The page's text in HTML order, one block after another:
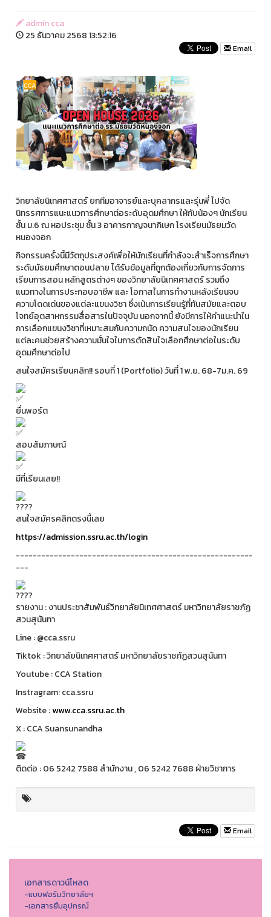
admin cca
25 ธันวาคม 2568 13:52:16
Email
วิทยาลัยนิเทศศาสตร์ ยกทีมอาจารย์และบุคลากรและรุ่นพี่ ไปจัด
นิทรรศการแนะแนวการศึกษาต่อระดับอุดมศึกษา ให้กับน้องๆ นักเรียน
ชั้น ม.6 ณ หอประชุม ชั้น 3 อาคารกาญจนาภิเษก โรงเรียนมัธยมวัด
หนองจอก
กิจกรรมครั้งนี้มีวัตถุประสงค์เพื่อให้นักเรียนที่กำลังจะสำเร็จการศึกษา
ระดับมัธยมศึกษาตอนปลาย ได้รับข้อมูลที่ถูกต้องเกี่ยวกับการจัดการ
เรียนการสอน หลักสูตรต่างๆ ของวิทยาลัยนิเทศศาสตร์ รวมถึง
แนวทางในการประกอบอาชีพ และ โอกาสในการทำงานหลังเรียนจบ
ความโดดเด่นของแต่ละแขนงวิชา ซึ่งเน้นการเรียนรู้ที่ทันสมัยและตอบ
โจทย์อุตสาหกรรมสื่อสารในปัจจุบัน นอกจากนี้ ยังมีการให้คำแนะนำใน
การเลือกแขนงวิชาที่เหมาะสมกับความถนัด ความสนใจของนักเรียน
แต่ละคนช่วยสร้างความมั่นใจในการตัดสินใจเลือกศึกษาต่อในระดับ
อุดมศึกษาต่อไป
สนใจสมัครเรียนคลิก!! รอบที่ 1 (Portfolio) วันที่ 1 พ.ย. 68-7ม.ค. 69
ยื่นพอร์ต
สอบสัมภาษณ์
มีที่เรียนเลย!!
สนใจสมัครคลิกตรงนี้เลย
https://admission.ssru.ac.th/login
--------------------------------------------------------
---
รายงาน : งานประชาสัมพันธ์วิทยาลัยนิเทศศาสตร์ มหาวิทยาลัยราชภัฏ
สวนสุนันทา
Line : @cca.ssru
Tiktok : วิทยาลัยนิเทศศาสตร์ มหาวิทยาลัยราชภัฏสวนสุนันทา
Youtube : CCA Station
Instragram: cca.ssru
Website :www.cca.ssru.ac.th
X : CCA Suansunandha
ติดต่อ : 06 5242 7588 สำนักงาน , 06 5242 7688 ฝ่ายวิชาการ
Email
เอกสารดาวน์โหลด
-แบบฟอร์มวิทยาลัยฯ
-เอกสารยืมอุปกรณ์